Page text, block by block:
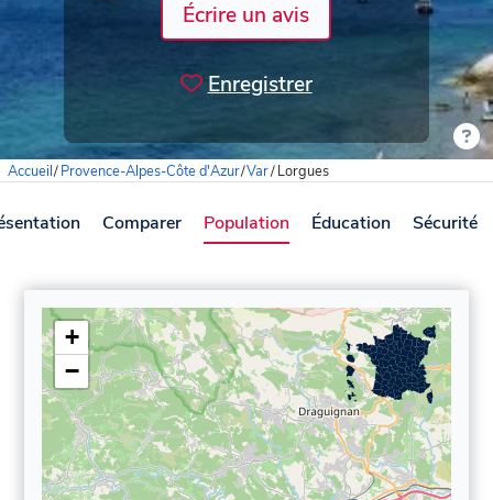
Écrire un avis
Enregistrer
Accueil/Provence-Alpes-Côte d'Azur/Var/Lorgues
Comparer Population Éducation Sécurité
+
−